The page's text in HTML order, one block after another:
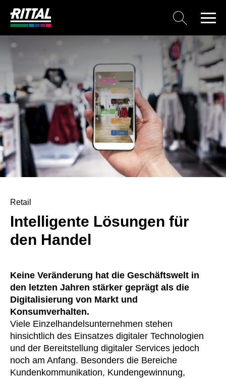
Retail
Intelligente Lösungen für
den Handel
Keine Veränderung hat die Geschäftswelt in
den letzten Jahren stärker geprägt als die
Digitalisierung von Markt und
Konsumverhalten.
Viele Einzelhandelsunternehmen stehen
hinsichtlich des Einsatzes digitaler Technologien
und der Bereitstellung digitaler Services jedoch
noch am Anfang. Besonders die Bereiche
Kundenkommunikation, Kundengewinnung,